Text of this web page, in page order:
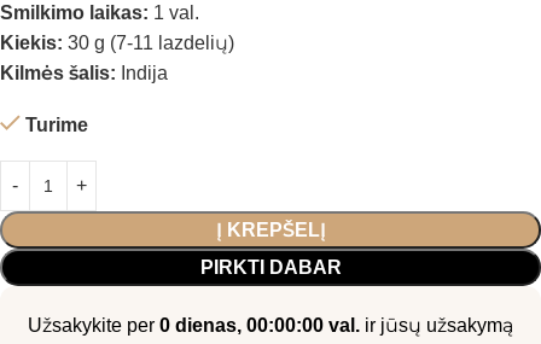
Smilkimo laikas: 1 val.
Kiekis: 30 g (7-11 lazdelių)
Kilmės šalis: Indija
Turime
Į KREPŠELĮ
PIRKTI DABAR
Užsakykite per 0 dienas, 00:00:00 val. ir jūsų užsakymą